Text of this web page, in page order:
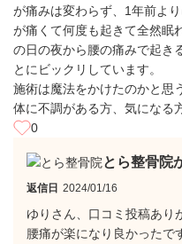
が痛みは変わらず、1年前よ
が痛くて何度も起きて全然眠
の日の夜から腰の痛みで起き
とにビックリしています。
施術は魔法をかけたのかと思
体に不調がある方、気になる
0
とら整骨院
返信日 2024/01/16
ゆりさん、口コミ投稿あり
腰痛が楽になり良かったで